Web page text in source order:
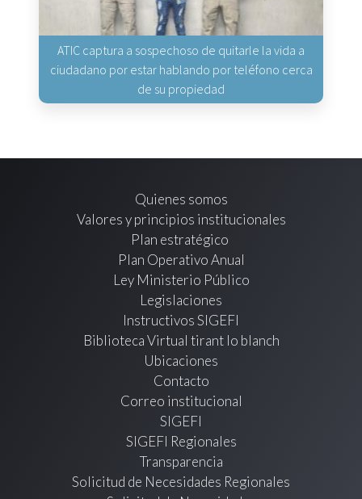
ATIC captura a sospechoso de quitarle la vida a
ciudadano por estar hablando por teléfono cerca
de su propiedad
Quienes somos
Valores y principios institucionales
Plan estratégico
Plan Operativo Anual
Ley Ministerio Público
Legislaciones
Instructivos SIGEFI
Biblioteca Virtual tirant lo blanch
Ubicaciones
Contacto
Correo institucional
SIGEFI
SIGEFI Regionales
Transparencia
Solicitud de Necesidades Regionales